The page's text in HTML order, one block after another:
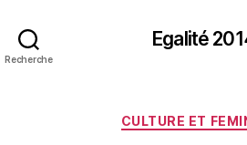
Recherche
Egalité
CULTURE ET